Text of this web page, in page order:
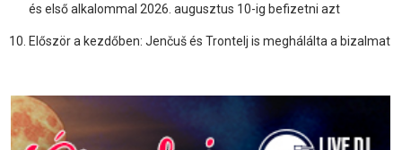
és első alkalommal 2026. augusztus 10-ig befizetni azt
Először a kezdőben: Jenčuš és Trontelj is meghálálta a bizalmat